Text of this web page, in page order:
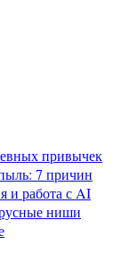
привычек
7 причин
и работа с AI
ниши